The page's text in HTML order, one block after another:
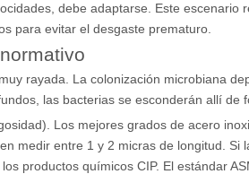
debe adaptarse. Este escenario
para evitar el desgaste prematuro.
rayada. La colonización microbiana
las bacterias se esconderán allí de
Los mejores grados de acero
medir entre 1 y 2 micras de longitud. Si
productos químicos CIP. El estándar